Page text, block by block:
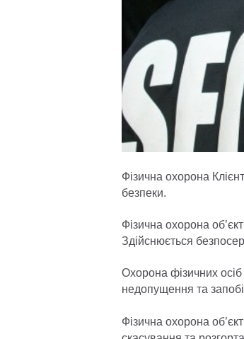
Фізична охорона
безпеки.
Фізична охорона
Здійснюється
Охорона фізичних
недопущення та
Фізична охорона